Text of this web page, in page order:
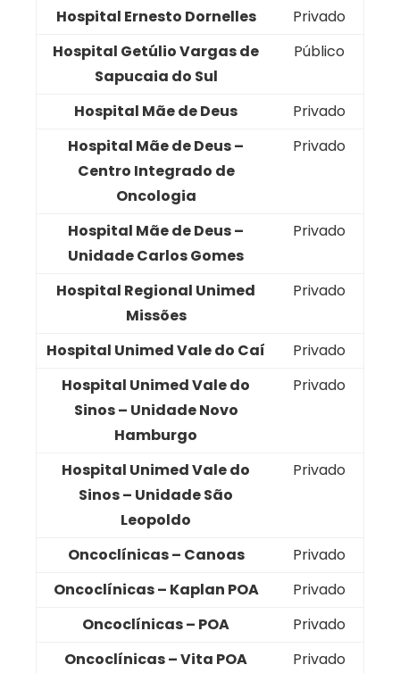
Hospital Ernesto Dornelles
Privado
Hospital Getúlio Vargas de
Sapucaia do Sul
Público
Hospital Mãe de Deus
Privado
Hospital Mãe de Deus –
Centro Integrado de
Oncologia
Privado
Hospital Mãe de Deus –
Unidade Carlos Gomes
Privado
Hospital Regional Unimed
Missões
Privado
Hospital Unimed Vale do Caí
Privado
Hospital Unimed Vale do
Sinos – Unidade Novo
Hamburgo
Privado
Hospital Unimed Vale do
Sinos – Unidade São
Leopoldo
Privado
Oncoclínicas – Canoas
Privado
Oncoclínicas – Kaplan POA
Privado
Oncoclínicas – POA
Privado
Oncoclínicas – Vita POA
Privado